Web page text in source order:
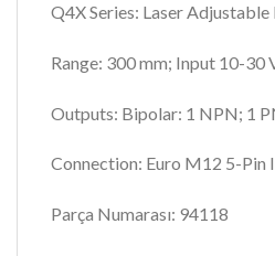
Q4X Series: Laser Adjustable
Range: 300 mm; Input 10-30
Outputs: Bipolar: 1 NPN; 1
Connection: Euro M12 5-Pin
Parça Numarası: 94118